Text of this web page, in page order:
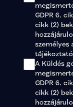
GDPR 6.
cikk (2)
személyes
A Küldés
GDPR 6.
cikk (2)